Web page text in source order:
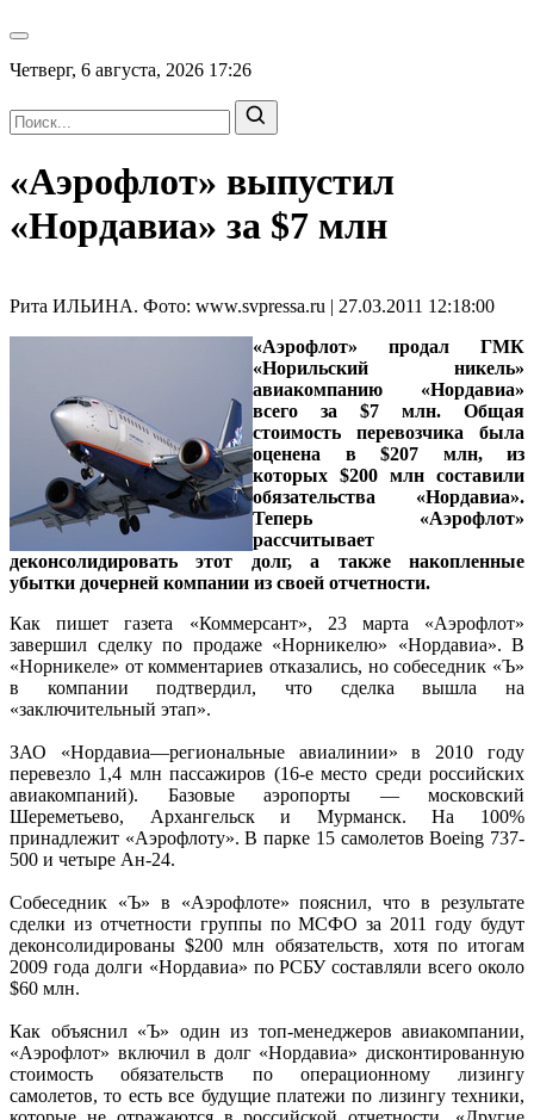
Четверг, 6 августа, 2026 17:26
«Аэрофлот» выпустил
«Нордавиа» за $7 млн
Рита ИЛЬИНА. Фото: www.svpressa.ru | 27.03.2011 12:18:00
«Аэрофлот» продал ГМК
«Норильский никель»
авиакомпанию «Нордавиа»
всего за $7 млн. Общая
стоимость перевозчика была
оценена в $207 млн, из
которых $200 млн составили
обязательства «Нордавиа».
Теперь «Аэрофлот»
рассчитывает
деконсолидировать этот долг, а также накопленные
убытки дочерней компании из своей отчетности.
Как пишет газета «Коммерсант», 23 марта «Аэрофлот»
завершил сделку по продаже «Норникелю» «Нордавиа». В
«Норникеле» от комментариев отказались, но собеседник «Ъ»
в компании подтвердил, что сделка вышла на
«заключительный этап».
ЗАО «Нордавиа—региональные авиалинии» в 2010 году
перевезло 1,4 млн пассажиров (16-е место среди российских
авиакомпаний). Базовые аэропорты — московский
Шереметьево, Архангельск и Мурманск. На 100%
принадлежит «Аэрофлоту». В парке 15 самолетов Boeing 737-
500 и четыре Ан-24.
Собеседник «Ъ» в «Аэрофлоте» пояснил, что в результате
сделки из отчетности группы по МСФО за 2011 году будут
деконсолидированы $200 млн обязательств, хотя по итогам
2009 года долги «Нордавиа» по РСБУ составляли всего около
$60 млн.
Как объяснил «Ъ» один из топ-менеджеров авиакомпании,
«Аэрофлот» включил в долг «Нордавиа» дисконтированную
стоимость обязательств по операционному лизингу
самолетов, то есть все будущие платежи по лизингу техники,